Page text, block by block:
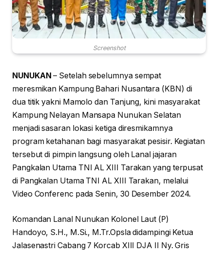
Screenshot
NUNUKAN – Setelah sebelumnya sempat
meresmikan Kampung Bahari Nusantara (KBN) di
dua titik yakni Mamolo dan Tanjung, kini masyarakat
Kampung Nelayan Mansapa Nunukan Selatan
menjadi sasaran lokasi ketiga diresmikamnya
program ketahanan bagi masyarakat pesisir. Kegiatan
tersebut di pimpin langsung oleh Lanal jajaran
Pangkalan Utama TNI AL XIII Tarakan yang terpusat
di Pangkalan Utama TNI AL XIII Tarakan, melalui
Video Conferenc pada Senin, 30 Desember 2024.
Komandan Lanal Nunukan Kolonel Laut (P)
Handoyo, S.H., M.Si., M.Tr.Opsla didampingi Ketua
Jalasenastri Cabang 7 Korcab XIII DJA II Ny. Gris